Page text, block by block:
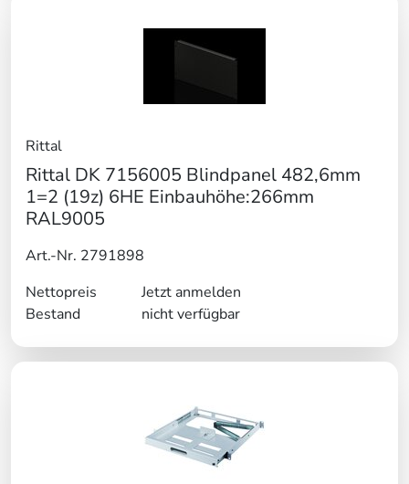
Rittal
Rittal DK 7156005 Blindpanel 482,6mm
1=2 (19z) 6HE Einbauhöhe:266mm
RAL9005
Art.-Nr. 2791898
Nettopreis
Jetzt anmelden
Bestand
nicht verfügbar